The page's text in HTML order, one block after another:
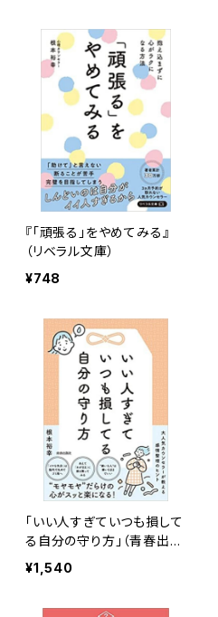
『「頑張る」をやめてみる』
（リベラル文庫）
¥748
「いい人すぎていつも損して
る自分の守り方」（青春出版
社）
¥1,540